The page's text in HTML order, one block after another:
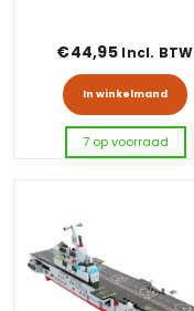
€44,95 Incl. BTW
In winkelmand
7 op voorraad